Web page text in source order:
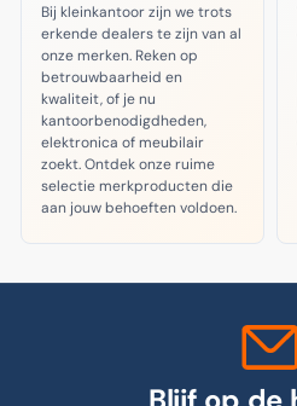
Bij kleinkantoor zijn we trots
erkende dealers te zijn van al
onze merken. Reken op
betrouwbaarheid en
kwaliteit, of je nu
kantoorbenodigdheden,
elektronica of meubilair
zoekt. Ontdek onze ruime
selectie merkproducten die
aan jouw behoeften voldoen.